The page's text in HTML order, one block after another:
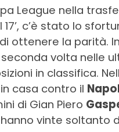
League nella
17’, c’è stato lo
ottenere la parità.
volta nelle
in classifica.
casa contro il
di Gian Piero
vinte soltanto